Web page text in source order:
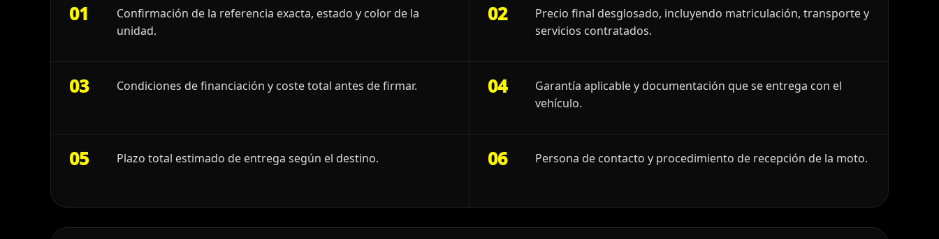
01
Confirmación de la referencia exacta, estado y color de la
unidad.
02
Precio final desglosado, incluyendo matriculación, transporte y
servicios contratados.
03 Condiciones de financiación y coste total antes de firmar. 04
Garantía aplicable y documentación que se entrega con el
vehículo.
05 Plazo total estimado de entrega según el destino. 06 Persona de contacto y procedimiento de recepción de la moto.